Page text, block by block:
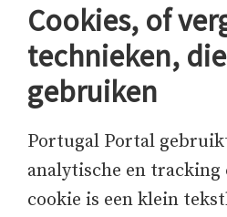
Cookies, of
technieken,
gebruiken
Portugal Portal
analytische en tracking
cookie is een klein